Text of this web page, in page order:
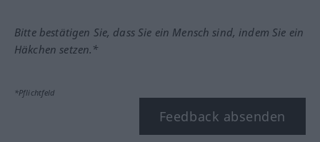
Bitte bestätigen Sie, dass Sie ein Mensch sind, indem Sie ein
Häkchen setzen.*
*Pflichtfeld
Feedback absenden